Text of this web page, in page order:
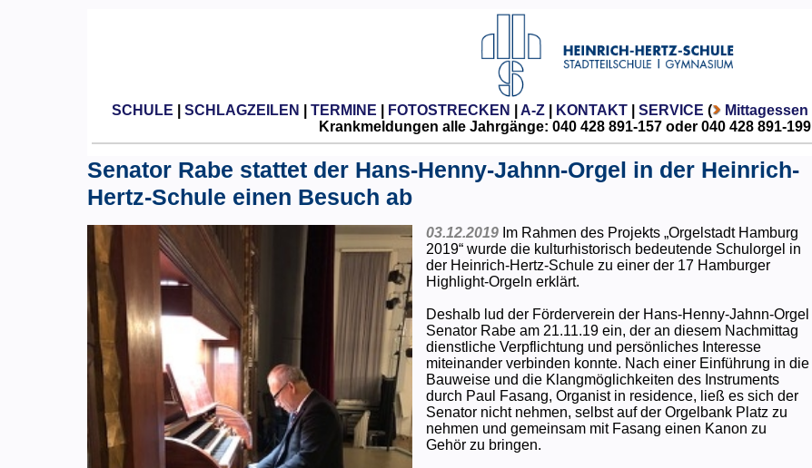
SCHULE SCHLAGZEILEN TERMINE FOTOSTRECKEN A-Z| KONTAKT| SERVICE ( Mittagessen
Krankmeldungen alle Jahrgänge: 040 428 891-157 oder 040 428 891-199
Senator Rabe stattet der Hans-Henny-Jahnn-Orgel in der Heinrich-
Hertz-Schule einen Besuch ab
03.12.2019 Im Rahmen des Projekts „Orgelstadt Hamburg
2019“ wurde die kulturhistorisch bedeutende Schulorgel in
der Heinrich-Hertz-Schule zu einer der 17 Hamburger
Highlight-Orgeln erklärt.
Deshalb lud der Förderverein der Hans-Henny-Jahnn-Orgel
Senator Rabe am 21.11.19 ein, der an diesem Nachmittag
dienstliche Verpflichtung und persönliches Interesse
miteinander verbinden konnte. Nach einer Einführung in die
Bauweise und die Klangmöglichkeiten des Instruments
durch Paul Fasang, Organist in residence, ließ es sich der
Senator nicht nehmen, selbst auf der Orgelbank Platz zu
nehmen und gemeinsam mit Fasang einen Kanon zu
Gehör zu bringen.